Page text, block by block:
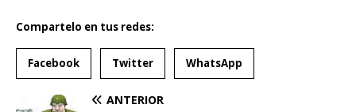
Compartelo en tus redes:
Facebook Twitter WhatsApp
ANTERIOR